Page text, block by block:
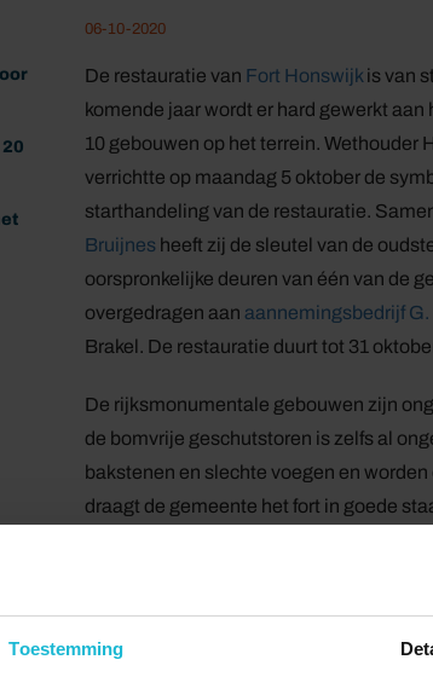
Toestemming
06-10-2020
De restauratie van Fort Honswijk is van
komende jaar wordt er hard gewerkt aan
10 gebouwen op het terrein. Wethouder
verrichtte op maandag 5 oktober de
starthandeling van de restauratie.
Bruijnes heeft zij de sleutel van de
oorspronkelijke deuren van één van de
overgedragen aan aannemingsbedrijf G.
Brakel. De restauratie duurt tot 31
De rijksmonumentale gebouwen zijn
de bomvrije geschutstoren is zelfs al
bakstenen en slechte voegen en
draagt de gemeente het fort in goede
Het restauratiewerk wordt voor 80%
Subsidieregeling Restauratie